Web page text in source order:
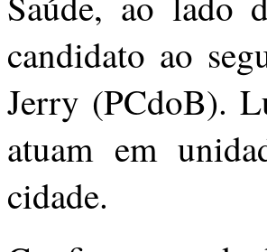
candidato ao
Jerry (PCdoB).
atuam em
cidade.